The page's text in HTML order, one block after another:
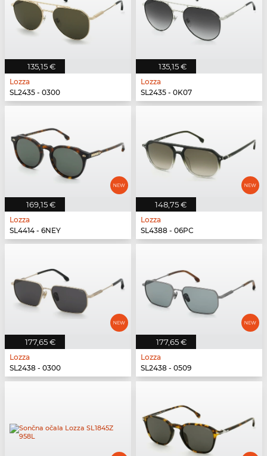
135,15 €
Lozza
SL2435 - 0300
135,15 €
Lozza
SL2435 - 0K07
169,15 €
Lozza
SL4414 - 6NEY
148,75 €
Lozza
SL4388 - 06PC
177,65 €
Lozza
SL2438 - 0300
177,65 €
Lozza
SL2438 - 0509